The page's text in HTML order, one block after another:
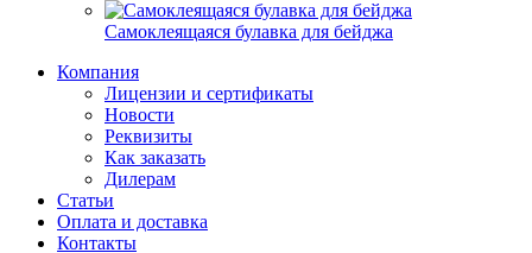
Самоклеящаяся булавка для бейджа
Компания
Лицензии и сертификаты
Новости
Реквизиты
Как заказать
Дилерам
Статьи
Оплата и доставка
Контакты